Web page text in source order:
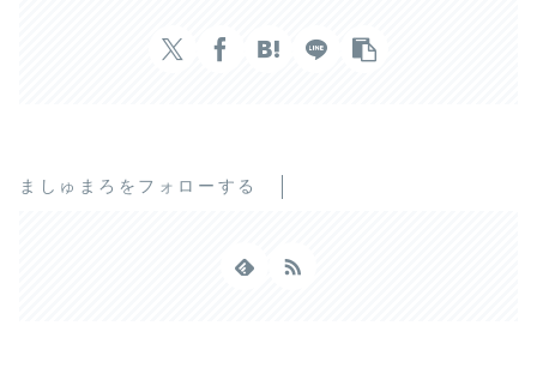
ましゅまろをフォローする